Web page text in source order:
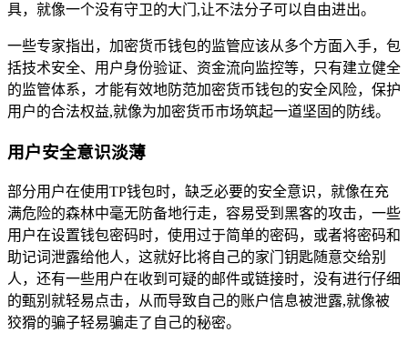
具，就像一个没有守卫的大门,让不法分子可以自由进出。
一些专家指出，加密货币钱包的监管应该从多个方面入手，包
括技术安全、用户身份验证、资金流向监控等，只有建立健全
的监管体系，才能有效地防范加密货币钱包的安全风险，保护
用户的合法权益,就像为加密货币市场筑起一道坚固的防线。
用户安全意识淡薄
部分用户在使用TP钱包时，缺乏必要的安全意识，就像在充
满危险的森林中毫无防备地行走，容易受到黑客的攻击，一些
用户在设置钱包密码时，使用过于简单的密码，或者将密码和
助记词泄露给他人，这就好比将自己的家门钥匙随意交给别
人，还有一些用户在收到可疑的邮件或链接时，没有进行仔细
的甄别就轻易点击，从而导致自己的账户信息被泄露,就像被
狡猾的骗子轻易骗走了自己的秘密。